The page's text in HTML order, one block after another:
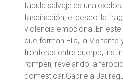
fábula salvaje es una
fascinación, el deseo, la
violencia emocional.En
que forman Ella, la Visitante
fronteras entre cuerpo,
rompen, revelando la
domesticar.Gabriela